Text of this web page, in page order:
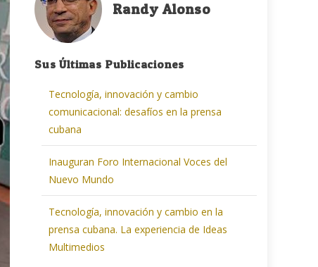
Randy Alonso
Sus Últimas Publicaciones
Tecnología, innovación y cambio
comunicacional: desafíos en la prensa
cubana
Inauguran Foro Internacional Voces del
Nuevo Mundo
Tecnología, innovación y cambio en la
prensa cubana. La experiencia de Ideas
Multimedios